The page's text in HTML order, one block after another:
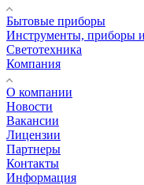
Бытовые приборы
Инструменты, приборы
Светотехника
Компания
О компании
Новости
Вакансии
Лицензии
Партнеры
Контакты
Информация